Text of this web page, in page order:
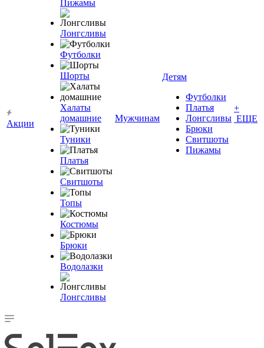
Акции
Пижамы
Лонгсливы
Футболки
Шорты
Халаты
домашние
Туники
Платья
Свитшоты
Топы
Костюмы
Брюки
Водолазки
Лонгсливы
Мужчинам
Детям
Футболки
Платья
Лонгсливы
Брюки
Свитшоты
Пижамы
+
ЕЩЕ